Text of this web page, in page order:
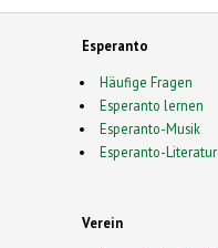
Esperanto
Häufige Fragen
Esperanto lernen
Esperanto-Musik
Esperanto-Literatur
Verein